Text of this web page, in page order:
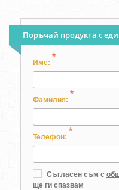
Поръчай продукта с
Име:
*
Фамилия:
*
Телефон:
*
Съгласен съм с
ще ги спазвам